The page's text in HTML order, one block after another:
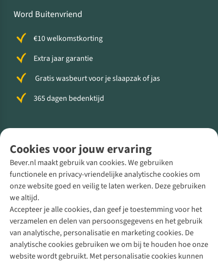
Cookies voor jouw ervaring
Bever.nl maakt gebruik van cookies. We gebruiken
functionele en privacy-vriendelijke analytische cookies om
onze website goed en veilig te laten werken. Deze gebruiken
we altijd.
Accepteer je alle cookies, dan geef je toestemming voor het
verzamelen en delen van persoonsgegevens en het gebruik
van analytische, personalisatie en marketing cookies. De
analytische cookies gebruiken we om bij te houden hoe onze
website wordt gebruikt. Met personalisatie cookies kunnen
Word Buitenvriend
€10 welkomstkorting
Extra jaar garantie
Gratis wasbeurt voor je slaapzak of jas
365 dagen bedenktijd
Direct advies van een Buitenexpert
+31 (0)85 888 50 88
+31 6 12 28 49 80
Contactformulier